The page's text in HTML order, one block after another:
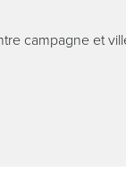
campagne et